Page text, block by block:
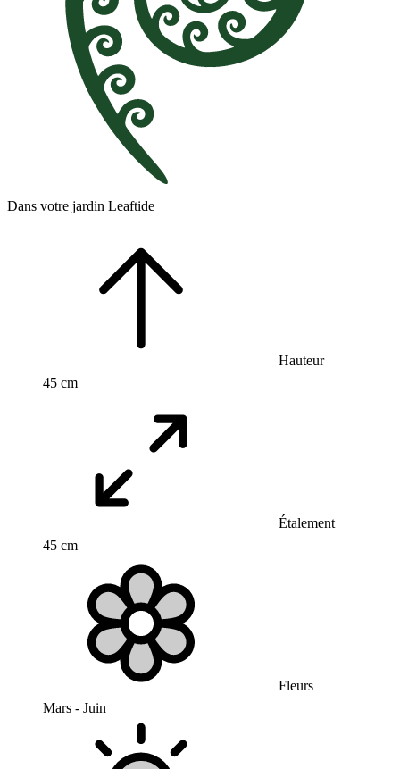
Dans votre jardin Leaftide
Hauteur
45 cm
Étalement
45 cm
Fleurs
Mars - Juin